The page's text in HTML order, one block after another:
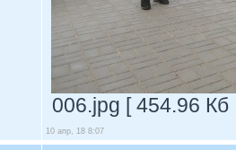
006.jpg [ 454.96
10 апр, 18 8:07